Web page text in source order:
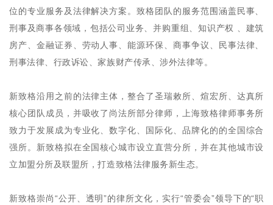
位的专业服务及法律解决方案。致格团队的服务范围涵盖民事、
刑事及商事各领域，包括公司业务、并购重组、知识产权 、建筑
房产、金融证券、劳动人事、能源环保、商事争议、民事法律、
刑事法律、行政诉讼、家族财产传承、涉外法律等。
新致格沿用之前的法律主体，整合了圣瑞敕所、煊宏所、达真所
核心团队成员，并吸收了尚法所部分律师 ，上海致格律师事务所
致力于发展成为专业化、数字化、国际化、品牌化的的全国综合
强所。新致格拟在全国核心城市设立直营分所，并在其他城市设
立加盟分所及联盟所，打造致格法律服务新生态。
新致格崇尚“公开、透明”的律所文化，实行“管委会”领导下的“职